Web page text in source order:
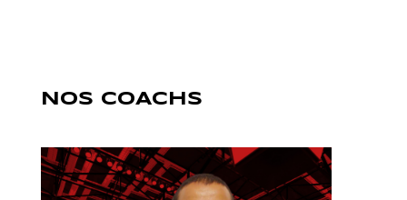
NOS COACHS